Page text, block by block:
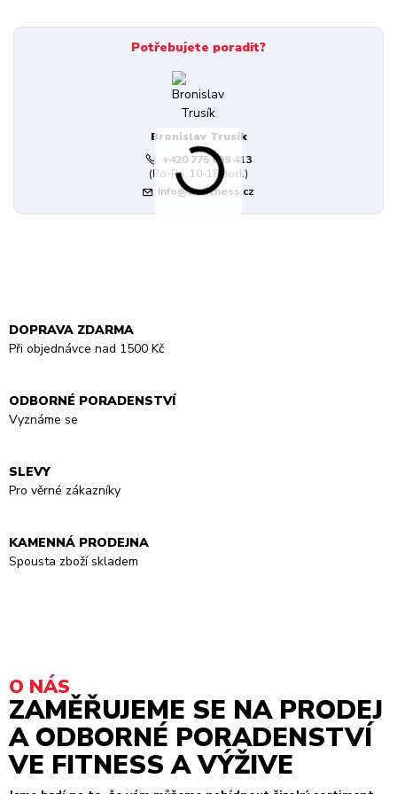
Potřebujete poradit?
Bronislav Trusík
+420 775 699 413
(Po-Pá, 10-18 hod.)
info@bbfitness.cz
DOPRAVA ZDARMA
Při objednávce nad 1500 Kč
ODBORNÉ PORADENSTVÍ
Vyznáme se
SLEVY
Pro věrné zákazníky
KAMENNÁ PRODEJNA
Spousta zboží skladem
O NÁS
ZAMĚŘUJEME SE NA PRODEJ
A ODBORNÉ PORADENSTVÍ
VE FITNESS A VÝŽIVE